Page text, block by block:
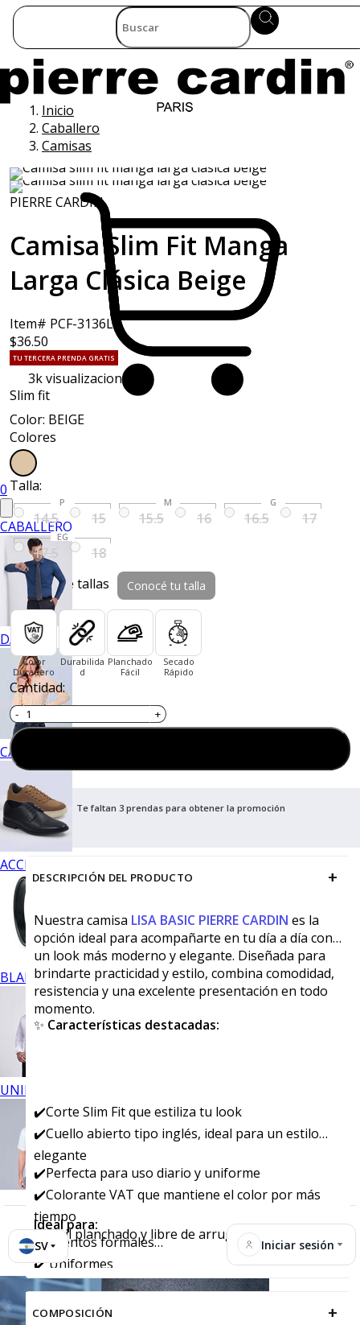
0
CABALLERO
DAMA
CALZADO
ACCESORIOS
BLANCOS
UNIFORMES
SV Iniciar sesión
Inicio
Caballero
Camisas
PIERRE CARDIN
Camisa Slim Fit Manga
Larga Clásica Beige
Item# PCF-3136LT
$36.50
TU TERCERA PRENDA GRATIS
3kvisualizaciones
Slim fit
Color: BEIGE
Colores
Talla:
P
14.5 15
M
15.5 16
G
16.5 17
EG
17.5
18
Guía de tallas
Conocé tu talla
Color
Duradero
Durabilida
d
Planchado
Fácil
Secado
Rápido
Cantidad:
Te faltan 3 prendas para obtener la promoción
DESCRIPCIÓN DEL PRODUCTO +
Nuestra camisa LISA BASIC PIERRE CARDIN es la
opción ideal para acompañarte en tu día a día con
un look más moderno y elegante. Diseñada para
brindarte practicidad y estilo, combina comodidad,
resistencia y una excelente presentación en todo
momento.
✨ Características destacadas:
✔️Corte Slim Fit que estiliza tu look
✔️Cuello abierto tipo inglés, ideal para un estilo
elegante
✔️Perfecta para uso diario y uniforme
✔️Colorante VAT que mantiene el color por más
tiempo
✔️Fácil planchado y libre de arrugas
Ideal para:
✔️ Eventos formales
✔️ Uniformes
COMPOSICIÓN +